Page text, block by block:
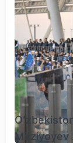
Mirziyoyev